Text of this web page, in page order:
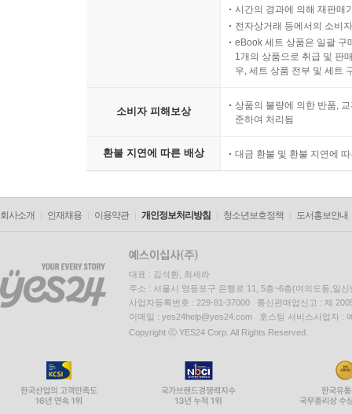
시간의 경과에 의해 재판매
전자상거래 등에서의 소비
eBook 세트 상품은 일괄 구
1개의 상품으로 취급 및 판
우, 세트 상품 전부 및 세트
소비자 피해보상
상품의 불량에 의한 반품,
준하여 처리됨
환불 지연에 따른 배상 대금 환불 및 환불 지연에
회사소개 인재채용 이용약관 개인정보처리방침 청소년보호정책 도서홍보안내
대표 : 김석환, 최세라
주소 : 서울시 영등포구 은행로 11, 5층~6층(여의도동,일신
사업자등록번호 : 229-81-37000 통신판매업신고 : 제
이메일 : yes24help@yes24.com 호스팅 서비스사업자 :
Copyright ⓒ YES24 Corp. All Rights Reserved.